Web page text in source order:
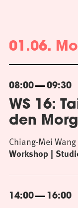
01.06. Mo
08:00 09:30
WS 16:
den
Workshop
Chiang-Mei
14:00 16:00